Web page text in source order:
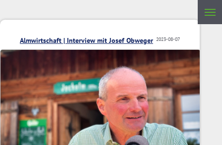
2023-08-07
Almwirtschaft | Interview mit Josef Obweger